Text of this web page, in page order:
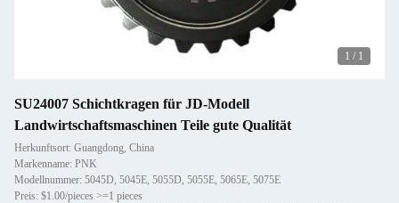
1 / 1
SU24007 Schichtkragen für JD-Modell
Landwirtschaftsmaschinen Teile gute Qualität
Herkunftsort: Guangdong, China
Markenname: PNK
Modellnummer: 5045D, 5045E, 5055D, 5055E, 5065E, 5075E
Preis: $1.00/pieces >=1 pieces